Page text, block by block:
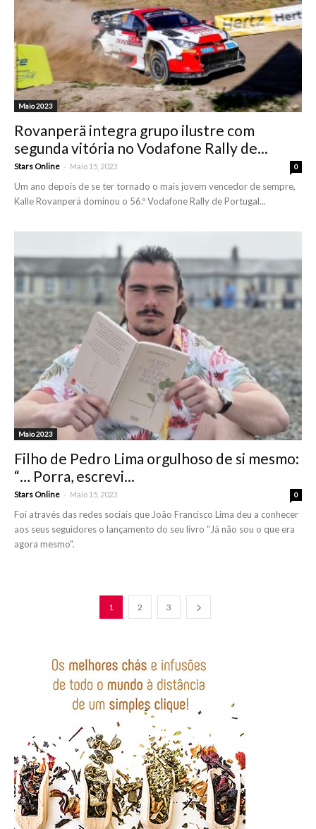
Maio 2023
Rovanperä integra grupo ilustre com
segunda vitória no Vodafone Rally de...
Stars Online - Maio 15, 2023 0
Um ano depois de se ter tornado o mais jovem vencedor de sempre,
Kalle Rovanperä dominou o 56.º Vodafone Rally de Portugal...
Maio 2023
Filho de Pedro Lima orgulhoso de si mesmo:
“… Porra, escrevi...
Stars Online - Maio 15, 2023 0
Foi através das redes sociais que João Francisco Lima deu a conhecer
aos seus seguidores o lançamento do seu livro "Já não sou o que era
agora mesmo".
1 2 3